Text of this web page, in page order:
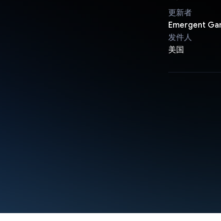
更新者
Emergent
发件人
美国